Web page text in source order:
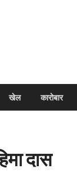
खेल कारोबार
दास